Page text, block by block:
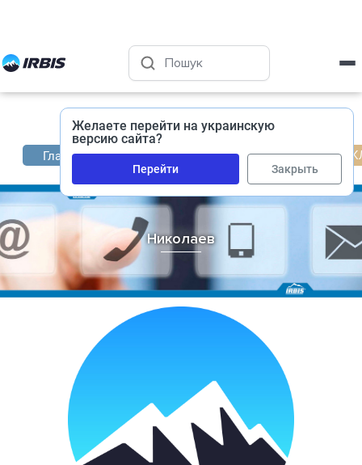
Желаете перейти на украинскую
версию сайта?
Перейти Закрыть
Главная Филиалы Николаев ОФИС/
Николаев